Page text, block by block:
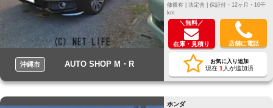
沖縄市 AUTO SHOP M・R
修復有 | 法定含 | 保証付・12ヶ月・10千
km
＼無料／
在庫・見積り 店舗に電話
お気に入り追加
現在 1 人が追加済
ホンダ